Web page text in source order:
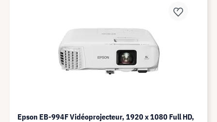
Epson EB-994F Vidéoprojecteur, 1920 x 1080 Full HD,